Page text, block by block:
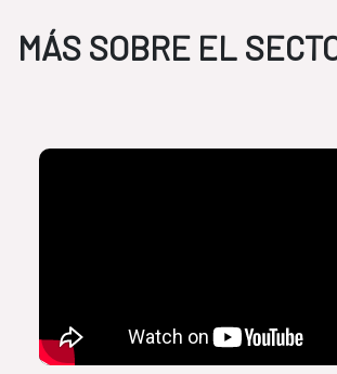
MÁS SOBRE EL